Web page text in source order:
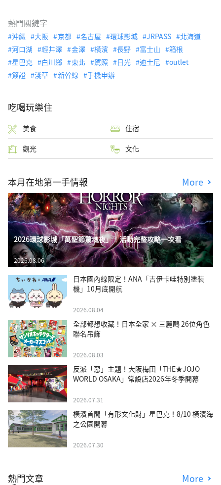
熱門關鍵字
沖繩 大阪 京都 名古屋 環球影城 JRPASS
北海道
河口湖
輕井澤 金澤 橫濱 長野 富士山
箱根
星巴克
白川鄉 東北 駕照 日光 迪士尼
outlet
簽證
淺草 新幹線 手機申辦
吃喝玩樂住
美食 住宿
觀光 文化
本月在地第一手情報 More
2026環球影城「萬聖節驚魂夜」！活動完整攻略一次看
2026.08.06
日本國內線限定！ANA「吉伊卡哇特別塗裝
機」10月底開航
2026.08.04
全部都想收藏！日本全家 × 三麗鷗 26位角色
聯名吊飾
2026.08.03
反派「惡」主題！大阪梅田「THE★JOJO
WORLD OSAKA」常設店2026年冬季開幕
2026.07.31
橫濱首間「有形文化財」星巴克！8/10 橫濱海
之公園開幕
2026.07.30
熱門文章 More